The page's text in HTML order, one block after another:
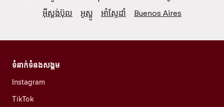
អ៊ីស្តង់ប៊ុល
អូស្លូ អាំស្ទែដាំ Buenos Aires
ទំនាក់ទំនងសង្គម
Instagram
TikTok